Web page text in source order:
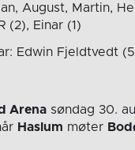
August, Martin,
(2), Einar (1)
Edwin Fjeldtvedt
Arena søndag 30.
Haslum møter